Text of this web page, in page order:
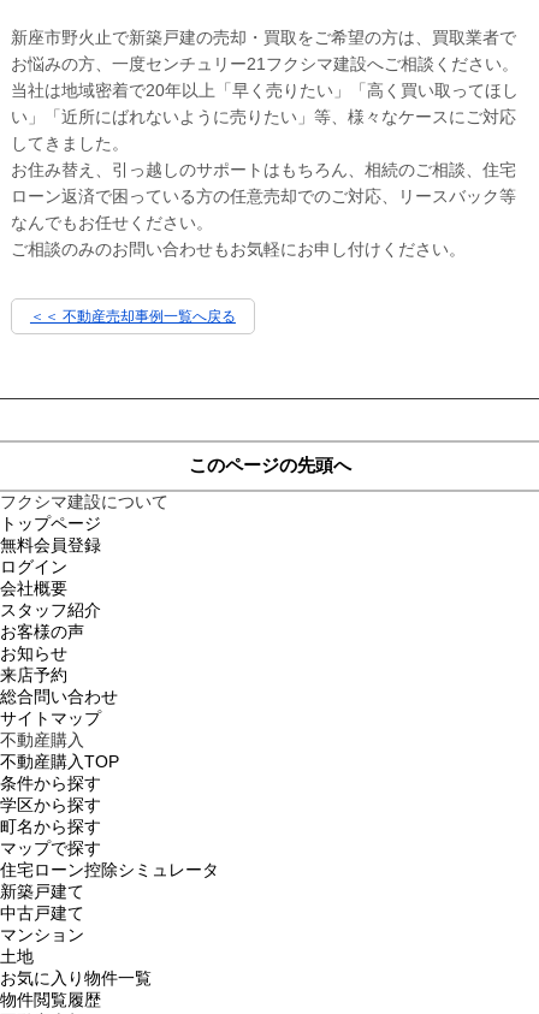
新座市野火止で新築戸建の売却・買取をご希望の方は、買取業者で
お悩みの方、一度センチュリー21フクシマ建設へご相談ください。
当社は地域密着で20年以上「早く売りたい」「高く買い取ってほし
い」「近所にばれないように売りたい」等、様々なケースにご対応
してきました。
お住み替え、引っ越しのサポートはもちろん、相続のご相談、住宅
ローン返済で困っている方の任意売却でのご対応、リースバック等
なんでもお任せください。
ご相談のみのお問い合わせもお気軽にお申し付けください。
＜＜ 不動産売却事例一覧へ戻る
このページの先頭へ
フクシマ建設について
トップページ
無料会員登録
ログイン
会社概要
スタッフ紹介
お客様の声
お知らせ
来店予約
総合問い合わせ
サイトマップ
不動産購入
不動産購入TOP
条件から探す
学区から探す
町名から探す
マップで探す
住宅ローン控除シミュレータ
新築戸建て
中古戸建て
マンション
土地
お気に入り物件一覧
物件閲覧履歴